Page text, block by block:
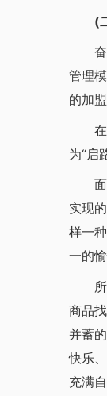
(二)
奋斗
管理
的加
在
为“启
面对
实现
样一
一的
所以
商品
并蓄
快乐
充满自